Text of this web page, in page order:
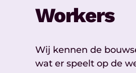
Workers
Wij kennen de
wat er speelt op de